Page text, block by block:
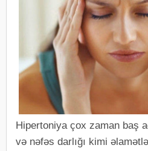
Hipertoniya çox zaman baş
və nəfəs darlığı kimi